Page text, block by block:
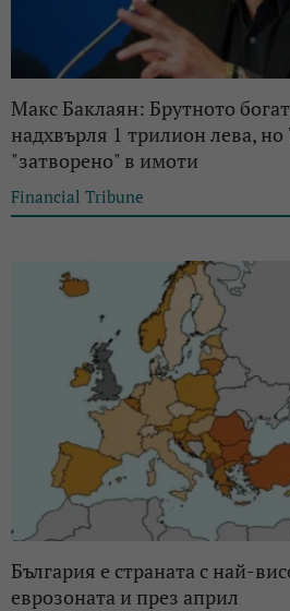
Макс Баклаян: Брутното
надхвърля 1 трилион лева, но
"затворено" в имоти
Financial Tribune
България е страната с най-
еврозоната и през април